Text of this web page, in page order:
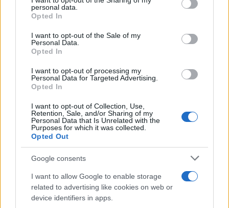
grant or deny consent to Google and its third-party tags to
use your data for below specified purposes in below Google
consent section.
personal data.
Opted In
I want to opt-out of the Sale of my
Personal Data.
Opted In
I want to opt-out of processing my
Personal Data for Targeted Advertising.
Opted In
I want to opt-out of Collection, Use,
Retention, Sale, and/or Sharing of my
Personal Data that Is Unrelated with the
Purposes for which it was collected.
Opted Out
Google consents
I want to allow Google to enable storage
related to advertising like cookies on web or
device identifiers in apps.